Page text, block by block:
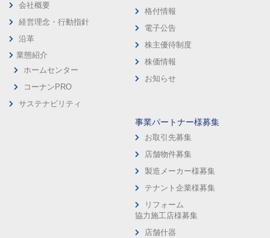
会社概要
経営理念・行動指針
沿革
業態紹介
ホームセンター
コーナンPRO
サステナビリティ
格付情報
電子公告
株主優待制度
株価情報
お知らせ
事業パートナー様募集
お取引先募集
店舗物件募集
製造メーカー様募集
テナント企業様募集
リフォーム
協力施工店様募集
店舗什器